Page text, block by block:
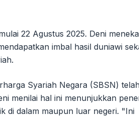
22 Agustus 2025. Deni
imbal hasil duniawi
Syariah Negara (SBSN)
menilai hal ini menunjukkan
di dalam maupun luar negeri. "Ini